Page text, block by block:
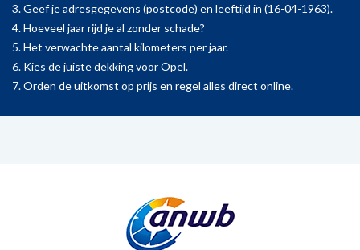
3. Geef je adresgegevens (postcode) en leeftijd in (16-04-1963).
4. Hoeveel jaar rijd je al zonder schade?
5. Het verwachte aantal kilometers per jaar.
6. Kies de juiste dekking voor Opel.
7. Orden de uitkomst op prijs en regel alles direct online.